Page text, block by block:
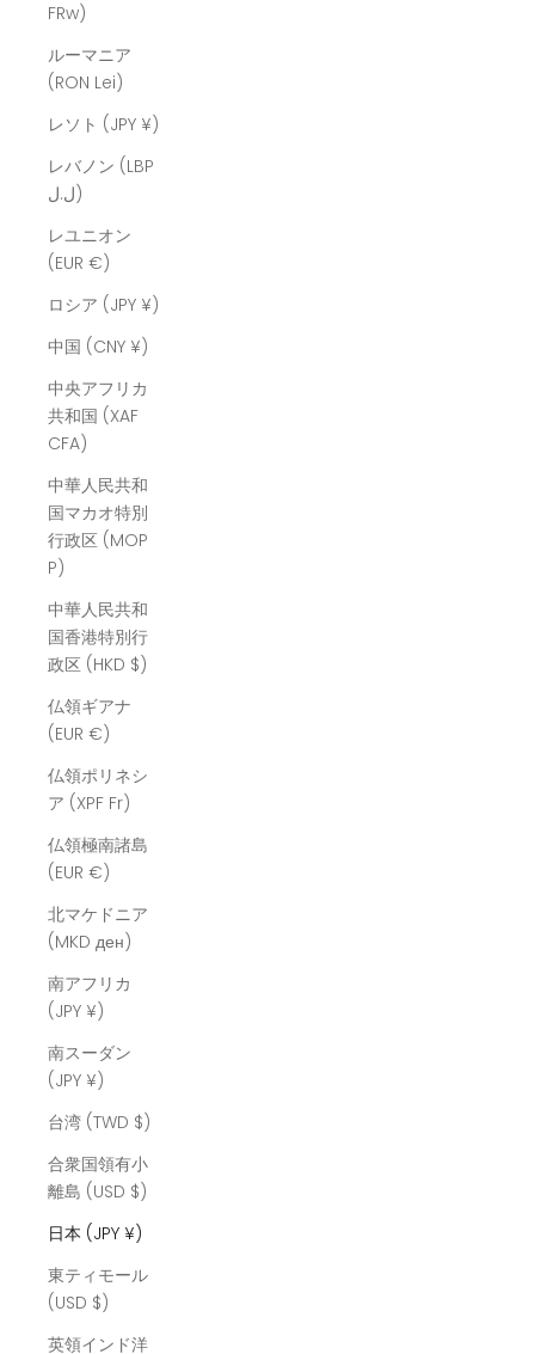
FRw)
ルーマニア
(RON Lei)
レソト (JPY ¥)
レバノン (LBP
ل.ل)
レユニオン
(EUR €)
ロシア (JPY ¥)
中国 (CNY ¥)
中央アフリカ
共和国 (XAF
CFA)
中華人民共和
国マカオ特別
行政区 (MOP
P)
中華人民共和
国香港特別行
政区 (HKD $)
仏領ギアナ
(EUR €)
仏領ポリネシ
ア (XPF Fr)
仏領極南諸島
(EUR €)
北マケドニア
(MKD ден)
南アフリカ
(JPY ¥)
南スーダン
(JPY ¥)
台湾 (TWD $)
合衆国領有小
離島 (USD $)
日本 (JPY ¥)
東ティモール
(USD $)
英領インド洋